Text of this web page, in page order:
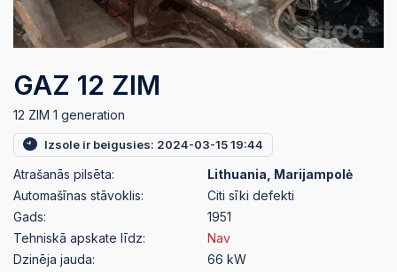
GAZ 12 ZIM
12 ZIM 1 generation
Izsole ir beigusies: 2024-03-15 19:44
Atrašanās pilsēta:
Lithuania, Marijampolė
Automašīnas stāvoklis:
Citi sīki defekti
Gads:
1951
Tehniskā apskate līdz:
Nav
Dzinēja jauda:
66 kW